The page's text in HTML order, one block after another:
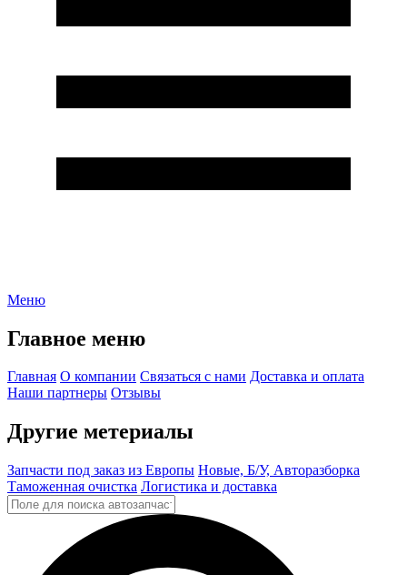
Меню
Главное меню
Главная О компании Связаться с нами Доставка и оплата
Наши партнеры Отзывы
Другие метериалы
Запчасти под заказ из Европы Новые, Б/У, Авторазборка
Таможенная очистка Логистика и доставка